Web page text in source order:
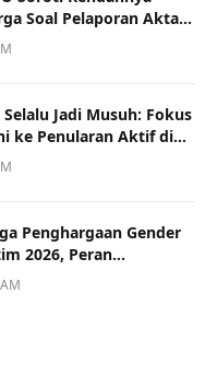
Soal Pelaporan Akta
Jadi Musuh: Fokus
ke Penularan Aktif di
Penghargaan Gender
2026, Peran
Sorotan